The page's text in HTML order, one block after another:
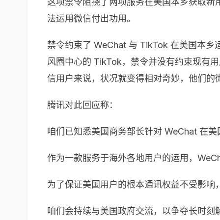
法运用微信付出功用。
禁令约束了 WeChat 与 TikTok 在美国本乡
风圈中心的 TikTok，禁令并没有约束现有
信用户来说，状况就变得相对奇妙，他们
腾讯对此回应称：
咱们已知悉美国商务部长针对 WeChat 在
作为一款服务于海外各地用户的运用，
为了保证美国用户的根本通讯权益不受影
咱们会持续与美国政府交流，以争夺长时刻